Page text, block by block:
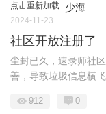
点击重新加载 少海
2024-11-23
社区开放注册了
尘封已久，速录师社
善，导致垃圾信息横
912 0